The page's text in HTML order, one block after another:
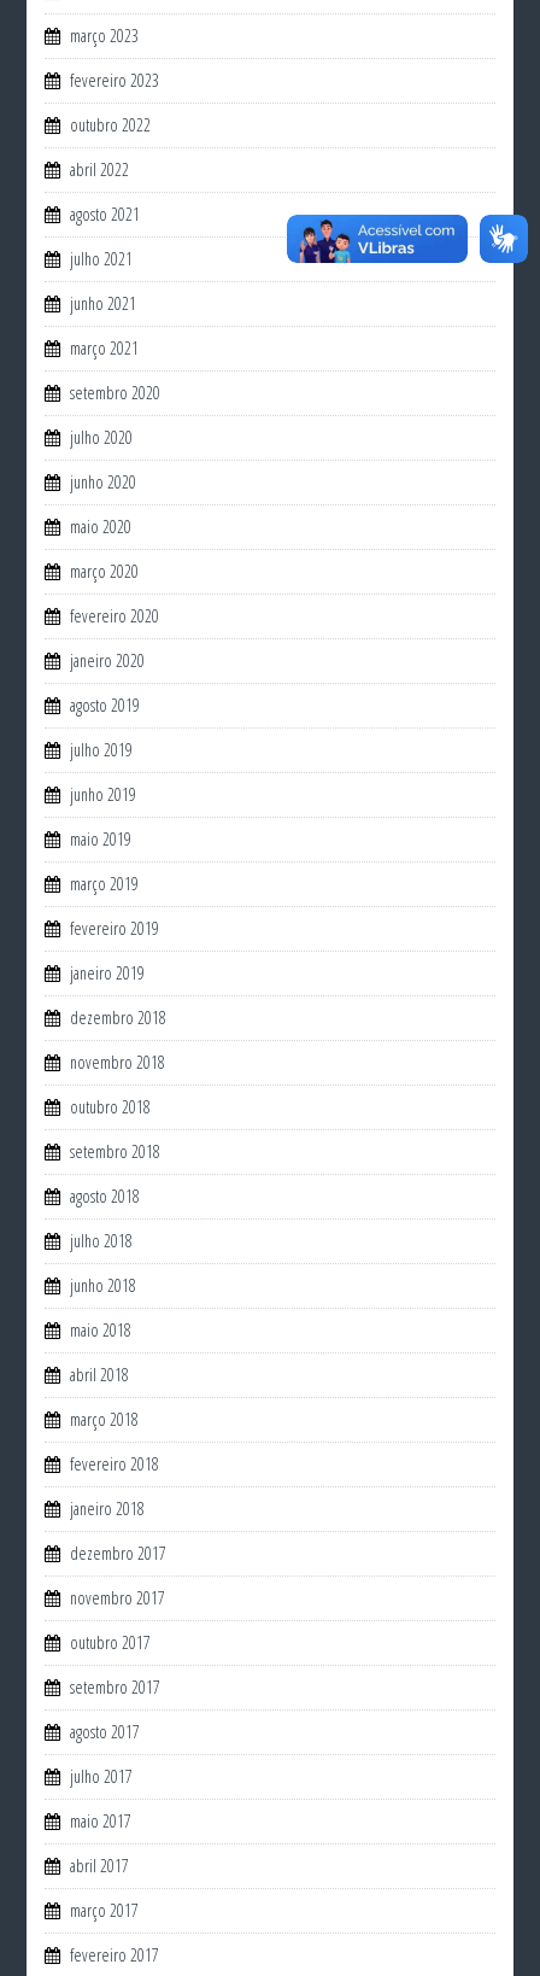
março 2023
fevereiro 2023
outubro 2022
abril 2022
agosto 2021
julho 2021
junho 2021
março 2021
setembro 2020
julho 2020
junho 2020
maio 2020
março 2020
fevereiro 2020
janeiro 2020
agosto 2019
julho 2019
junho 2019
maio 2019
março 2019
fevereiro 2019
janeiro 2019
dezembro 2018
novembro 2018
outubro 2018
setembro 2018
agosto 2018
julho 2018
junho 2018
maio 2018
abril 2018
março 2018
fevereiro 2018
janeiro 2018
dezembro 2017
novembro 2017
outubro 2017
setembro 2017
agosto 2017
julho 2017
maio 2017
abril 2017
março 2017
fevereiro 2017